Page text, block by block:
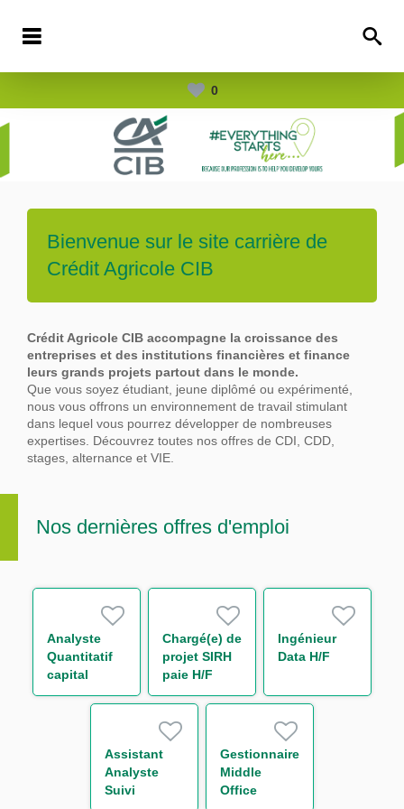
0
Bienvenue sur le site carrière de
Crédit Agricole CIB
Crédit Agricole CIB accompagne la croissance des
entreprises et des institutions financières et finance
leurs grands projets partout dans le monde.
Que vous soyez étudiant, jeune diplômé ou expérimenté,
nous vous offrons un environnement de travail stimulant
dans lequel vous pourrez développer de nombreuses
expertises. Découvrez toutes nos offres de CDI, CDD,
stages, alternance et VIE.
Nos dernières offres d'emploi
Analyste
Quantitatif
capital
économique
Chargé(e) de
projet SIRH
paie H/F
Ingénieur
Data H/F
Assistant
Analyste
Suivi
Gestionnaire
Middle
Office